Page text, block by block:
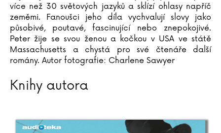
Martin Stránský
Neil Strauss
Gard Sveen
Ivana Svitková
Peter Swanson
Dana Syslová
Jan Szymik
více než 30 světových jazyků a sklízí ohlasy napříč
zeměmi. Fanoušci jeho díla vychvalují slovy jako
působivé, poutavé, fascinující nebo znepokojivé.
Peter žije se svou ženou a kočkou v USA ve státě
Massachusetts a chystá pro své čtenáře další
romány. Autor fotografie: Charlene Sawyer
Knihy autora